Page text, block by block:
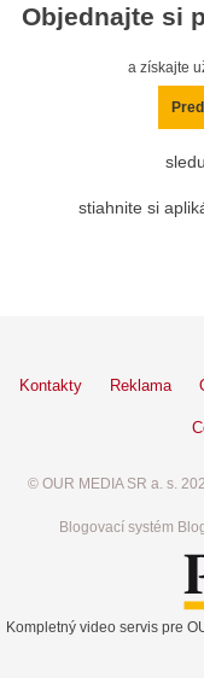
Objednajte si
a získajte
stiahnite si
Kontakty Reklama
© OUR MEDIA SR a. s.
Blogovací systém
Kompletný video servis pre